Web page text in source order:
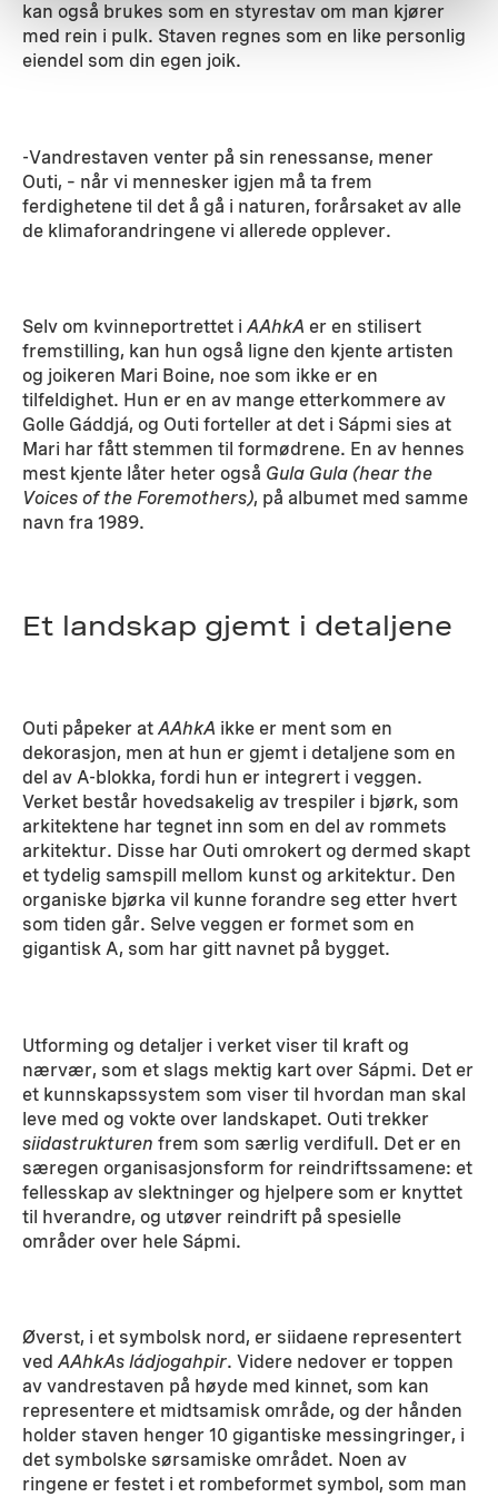
kan også brukes som en styrestav om man kjører
med rein i pulk. Staven regnes som en like personlig
eiendel som din egen joik.
-Vandrestaven venter på sin renessanse, mener
Outi, – når vi mennesker igjen må ta frem
ferdighetene til det å gå i naturen, forårsaket av alle
de klimaforandringene vi allerede opplever.
Selv om kvinneportrettet iAAhkA er en stilisert
fremstilling, kan hun også ligne den kjente artisten
og joikeren Mari Boine, noe som ikke er en
tilfeldighet. Hun er en av mange etterkommere av
Golle Gáddjá, og Outi forteller at det i Sápmi sies at
Mari har fått stemmen til formødrene. En av hennes
mest kjente låter heter også Gula Gula (hear the
Voices of the Foremothers), på albumet med samme
navn fra 1989.
Et landskap gjemt i detaljene
Outi påpeker at AAhkA ikke er ment som en
dekorasjon, men at hun er gjemt i detaljene som en
del av A-blokka, fordi hun er integrert i veggen.
Verket består hovedsakelig av trespiler i bjørk, som
arkitektene har tegnet inn som en del av rommets
arkitektur. Disse har Outi omrokert og dermed skapt
et tydelig samspill mellom kunst og arkitektur. Den
organiske bjørka vil kunne forandre seg etter hvert
som tiden går. Selve veggen er formet som en
gigantisk A, som har gitt navnet på bygget.
Utforming og detaljer i verket viser til kraft og
nærvær, som et slags mektig kart over Sápmi. Det er
et kunnskapssystem som viser til hvordan man skal
leve med og vokte over landskapet. Outi trekker
siidastrukturen frem som særlig verdifull. Det er en
særegen organisasjonsform for reindriftssamene: et
fellesskap av slektninger og hjelpere som er knyttet
til hverandre, og utøver reindrift på spesielle
områder over hele Sápmi.
Øverst, i et symbolsk nord, er siidaene representert
vedAAhkAs ládjogahpir. Videre nedover er toppen
av vandrestaven på høyde med kinnet, som kan
representere et midtsamisk område, og der hånden
holder staven henger 10 gigantiske messingringer, i
det symbolske sørsamiske området. Noen av
ringene er festet i et rombeformet symbol, som man